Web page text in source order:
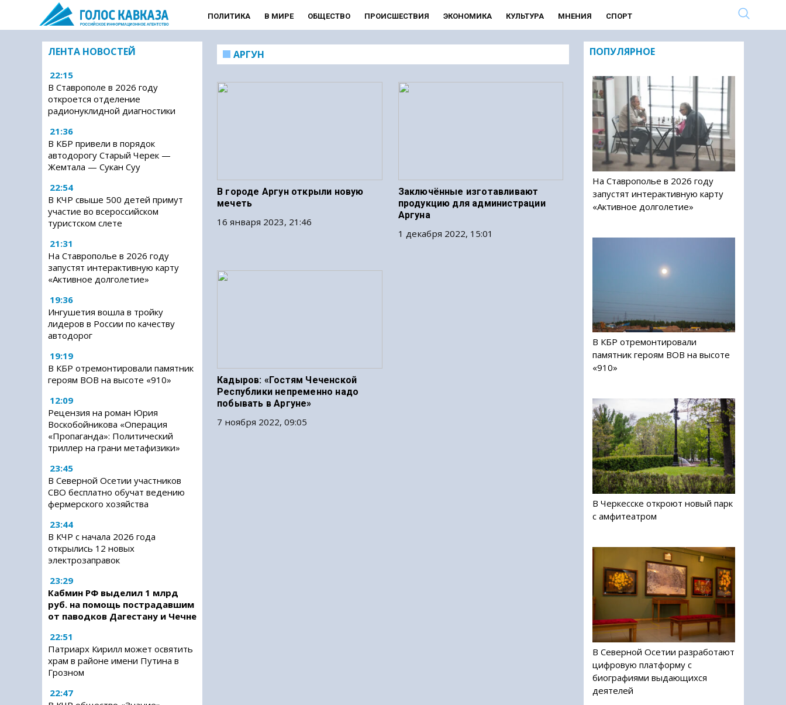
ПОЛИТИКА В МИРЕ ОБЩЕСТВО ПРОИСШЕСТВИЯ ЭКОНОМИКА КУЛЬТУРА МНЕНИЯ СПОРТ
ЛЕНТА НОВОСТЕЙ
22:15
В Ставрополе в 2026 году
откроется отделение
радионуклидной диагностики
21:36
В КБР привели в порядок
автодорогу Старый Черек —
Жемтала — Сукан Суу
22:54
В КЧР свыше 500 детей примут
участие во всероссийском
туристском слете
21:31
На Ставрополье в 2026 году
запустят интерактивную карту
«Активное долголетие»
19:36
Ингушетия вошла в тройку
лидеров в России по качеству
автодорог
19:19
В КБР отремонтировали памятник
героям ВОВ на высоте «910»
12:09
Рецензия на роман Юрия
Воскобойникова «Операция
«Пропаганда»: Политический
триллер на грани метафизики»
23:45
В Северной Осетии участников
СВО бесплатно обучат ведению
фермерского хозяйства
23:44
В КЧР с начала 2026 года
открылись 12 новых
электрозаправок
23:29
Кабмин РФ выделил 1 млрд
руб. на помощь пострадавшим
от паводков Дагестану и Чечне
22:51
Патриарх Кирилл может освятить
храм в районе имени Путина в
Грозном
22:47
АРГУН
В городе Аргун открыли новую
мечеть
16 января 2023, 21:46
Заключённые изготавливают
продукцию для администрации
Аргуна
1 декабря 2022, 15:01
Кадыров: «Гостям Чеченской
Республики непременно надо
побывать в Аргуне»
7 ноября 2022, 09:05
ПОПУЛЯРНОЕ
На Ставрополье в 2026 году
запустят интерактивную карту
«Активное долголетие»
В КБР отремонтировали
памятник героям ВОВ на высоте
«910»
В Черкесске откроют новый парк
с амфитеатром
В Северной Осетии разработают
цифровую платформу с
биографиями выдающихся
деятелей